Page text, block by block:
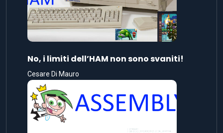
No, i limiti dell’HAM non sono svaniti!
Cesare Di Mauro